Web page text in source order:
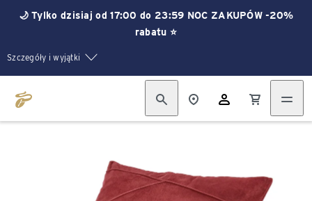
🌙 Tylko dzisiaj od 17:00 do 23:59 NOC ZAKUPÓW -20%
rabatu ⭐
Szczegóły i wyjątki